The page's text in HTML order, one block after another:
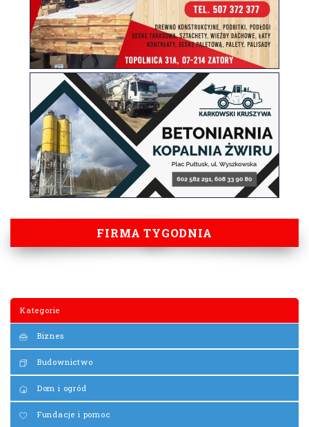
FIRMA TYGODNIA
Kategorie
Biznes
Budownictwo
Dom i ogród
Fundacje i pomoc